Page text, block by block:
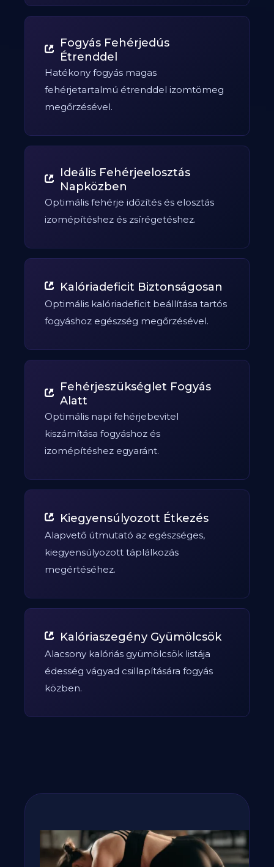
Fogyás Fehérjedús
Étrenddel
Hatékony fogyás magas
fehérjetartalmú étrenddel izomtömeg
megőrzésével.
Ideális Fehérjeelosztás
Napközben
Optimális fehérje időzítés és elosztás
izomépítéshez és zsírégetéshez.
Kalóriadeficit Biztonságosan
Optimális kalóriadeficit beállítása tartós
fogyáshoz egészség megőrzésével.
Fehérjeszükséglet Fogyás
Alatt
Optimális napi fehérjebevitel
kiszámítása fogyáshoz és
izomépítéshez egyaránt.
Kiegyensúlyozott Étkezés
Alapvető útmutató az egészséges,
kiegyensúlyozott táplálkozás
megértéséhez.
Kalóriaszegény Gyümölcsök
Alacsony kalóriás gyümölcsök listája
édesség vágyad csillapítására fogyás
közben.
Fogyj, izmosodj te is a
GetFIT App-al!